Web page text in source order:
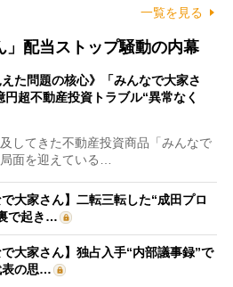
一覧を見る
」配当ストップ騒動の内幕
えた問題の核心》「みんなで大家さ
円超不動産投資トラブル“異常なく
してきた不動産投資商品「みんなで
面を迎えている…
大家さん】二転三転した“成田プロ
で起き…
で大家さん】独占入手“内部議事録”で
表の思…